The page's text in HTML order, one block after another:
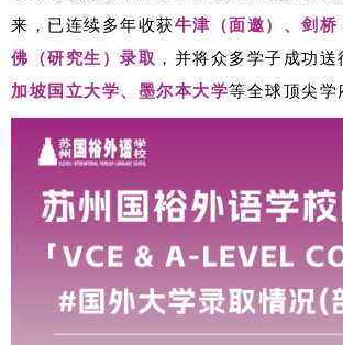
来，已连续多年收获牛津（面邀）、剑
佛（研究生）录取 ，并将众多学子成功送
加坡国立大学、墨尔本大学等全球顶尖学